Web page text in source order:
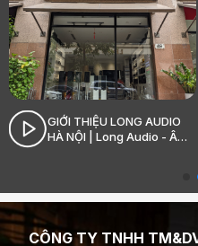
GIỚI THIỆU LONG AUDIO
HÀ NỘI | Long Audio - Âm
CÔNG TY TNHH